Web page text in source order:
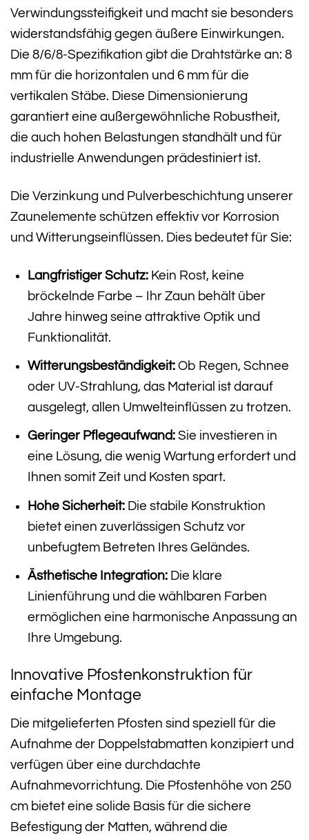
Verwindungssteifigkeit und macht sie besonders
widerstandsfähig gegen äußere Einwirkungen.
Die 8/6/8-Spezifikation gibt die Drahtstärke an: 8
mm für die horizontalen und 6 mm für die
vertikalen Stäbe. Diese Dimensionierung
garantiert eine außergewöhnliche Robustheit,
die auch hohen Belastungen standhält und für
industrielle Anwendungen prädestiniert ist.
Die Verzinkung und Pulverbeschichtung unserer
Zaunelemente schützen effektiv vor Korrosion
und Witterungseinflüssen. Dies bedeutet für Sie:
Langfristiger Schutz:Kein Rost, keine
bröckelnde Farbe – Ihr Zaun behält über
Jahre hinweg seine attraktive Optik und
Funktionalität.
Witterungsbeständigkeit:Ob Regen, Schnee
oder UV-Strahlung, das Material ist darauf
ausgelegt, allen Umwelteinflüssen zu trotzen.
Geringer Pflegeaufwand:Sie investieren in
eine Lösung, die wenig Wartung erfordert und
Ihnen somit Zeit und Kosten spart.
Hohe Sicherheit:Die stabile Konstruktion
bietet einen zuverlässigen Schutz vor
unbefugtem Betreten Ihres Geländes.
Ästhetische Integration:Die klare
Linienführung und die wählbaren Farben
ermöglichen eine harmonische Anpassung an
Ihre Umgebung.
Innovative Pfostenkonstruktion für
einfache Montage
Die mitgelieferten Pfosten sind speziell für die
Aufnahme der Doppelstabmatten konzipiert und
verfügen über eine durchdachte
Aufnahmevorrichtung. Die Pfostenhöhe von 250
cm bietet eine solide Basis für die sichere
Befestigung der Matten, während die